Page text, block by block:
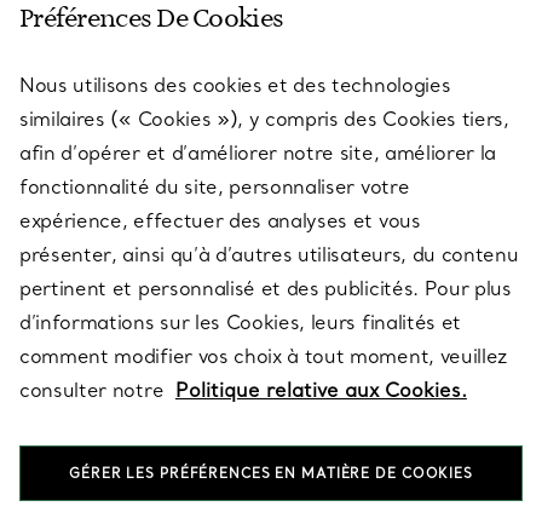
SERVICES
À PROPOS
QUESTIONS LÉGALES
SUIVEZ-NOUS
Préférences De Cookies
Nous utilisons des cookies et des technologies
similaires (« Cookies »), y compris des Cookies tiers,
afin d’opérer et d’améliorer notre site, améliorer la
fonctionnalité du site, personnaliser votre
expérience, effectuer des analyses et vous
présenter, ainsi qu’à d’autres utilisateurs, du contenu
pertinent et personnalisé et des publicités. Pour plus
d’informations sur les Cookies, leurs finalités et
comment modifier vos choix à tout moment, veuillez
consulter notre Politique relative aux Cookies.
GÉRER LES PRÉFÉRENCES EN MATIÈRE DE COOKIES